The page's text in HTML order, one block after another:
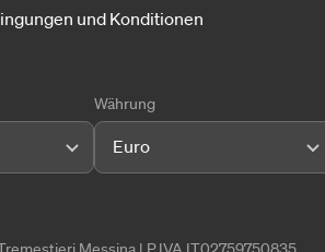
und Konditionen
Währung
Euro